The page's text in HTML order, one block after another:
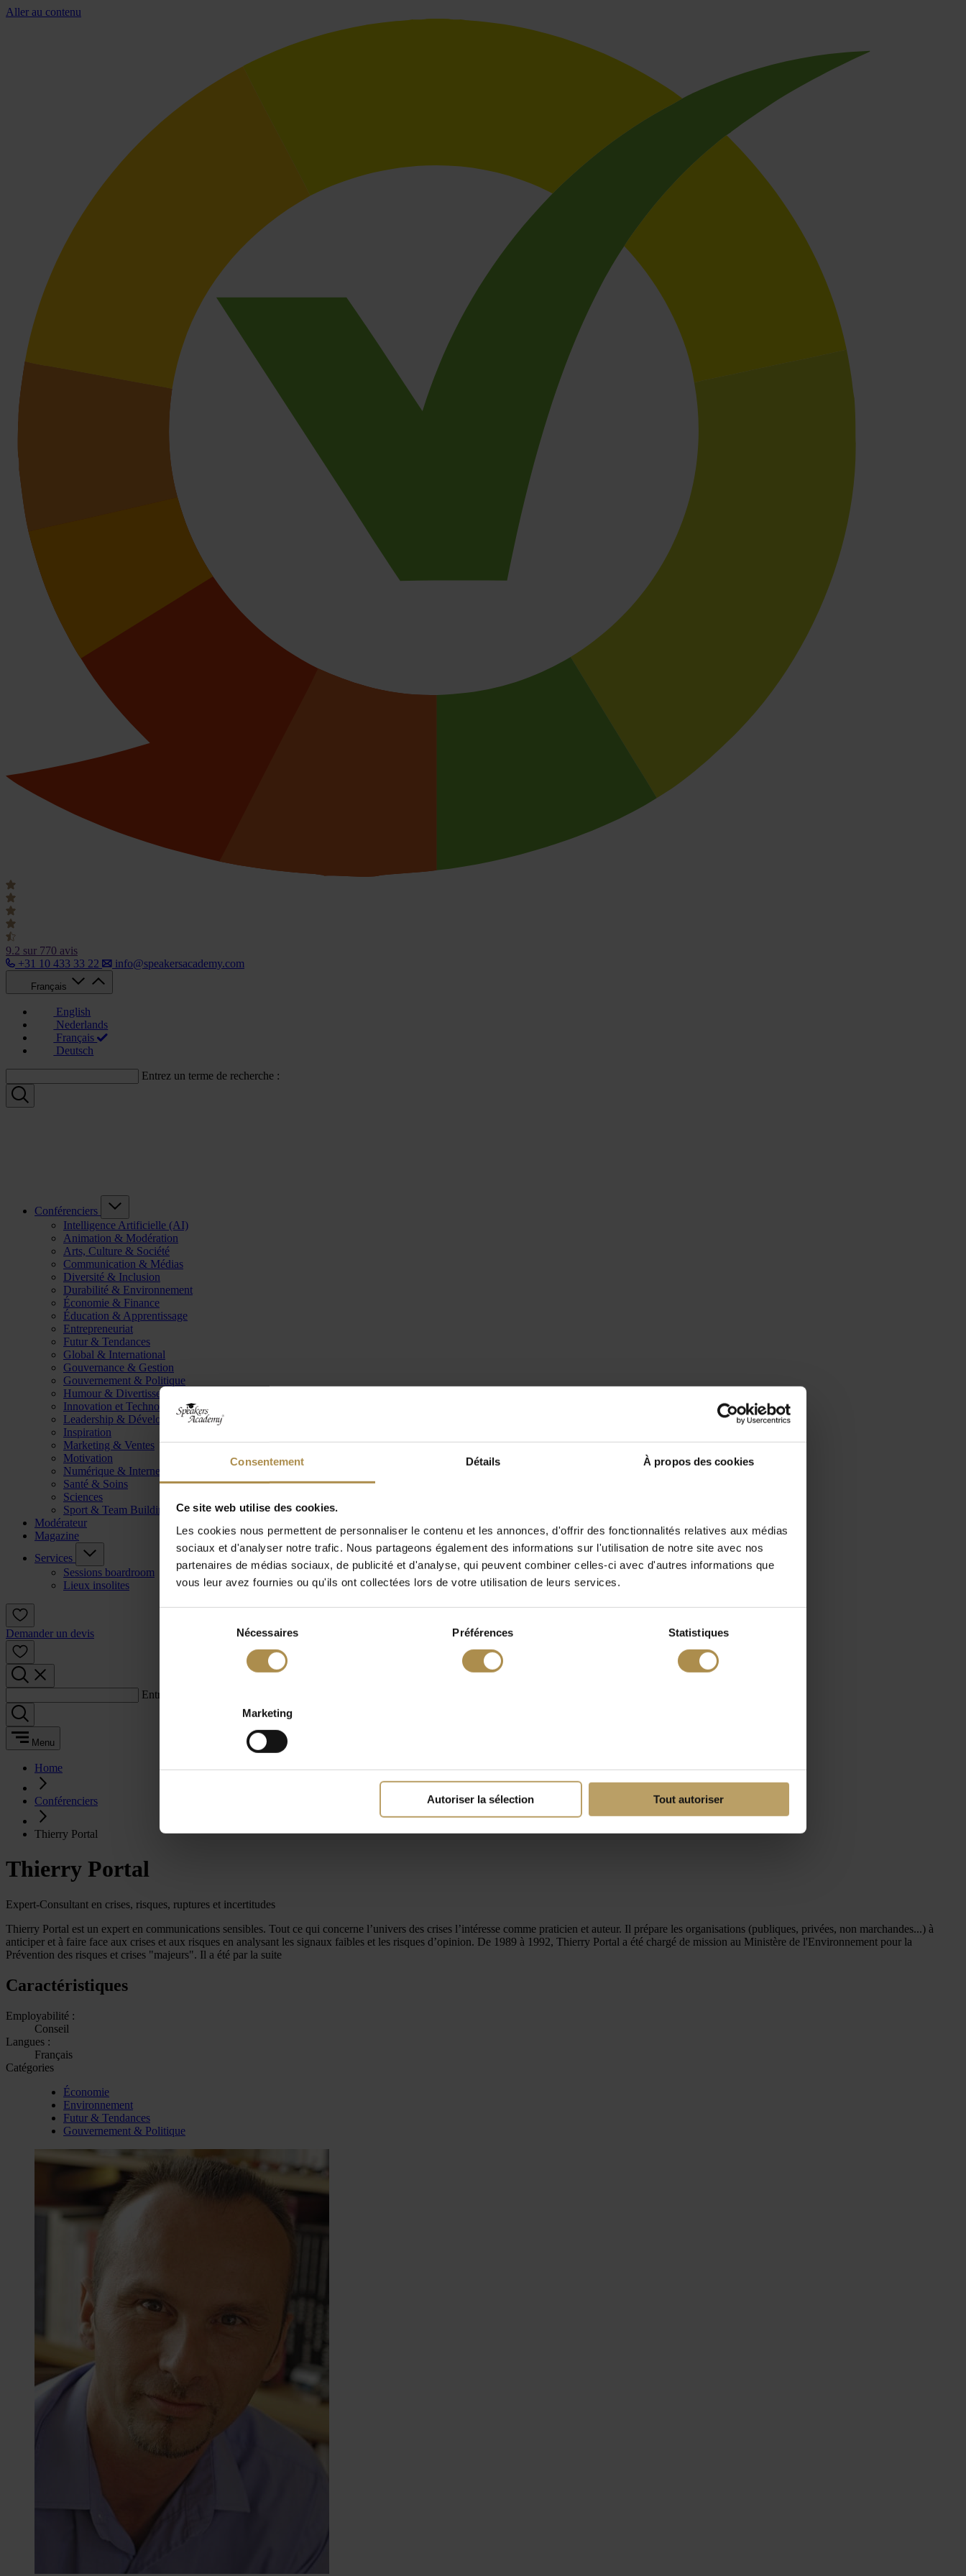
Consentement Détails À propos des cookies
Ce site web utilise des cookies.
Les cookies nous permettent de personnaliser le contenu et les annonces, d'offrir des fonctionnalités relatives aux médias
sociaux et d'analyser notre trafic. Nous partageons également des informations sur l'utilisation de notre site avec nos
partenaires de médias sociaux, de publicité et d'analyse, qui peuvent combiner celles-ci avec d'autres informations que
vous leur avez fournies ou qu'ils ont collectées lors de votre utilisation de leurs services.
Nécessaires Préférences Statistiques
Marketing
Autoriser la sélection Tout autoriser
Aller au contenu
9.2 sur 770 avis
+31 10 433 33 22
info@speakersacademy.com
Français
English
Nederlands
Français
Deutsch
Entrez un terme de recherche :
Conférenciers
Intelligence Artificielle (AI)
Animation & Modération
Arts, Culture & Société
Communication & Médias
Diversité & Inclusion
Durabilité & Environnement
Économie & Finance
Éducation & Apprentissage
Entrepreneuriat
Futur & Tendances
Global & International
Gouvernance & Gestion
Gouvernement & Politique
Humour & Divertissement
Innovation et Technologie
Leadership & Développement
Inspiration
Marketing & Ventes
Motivation
Numérique & Internet
Santé & Soins
Sciences
Sport & Team Building
Modérateur
Magazine
Services
Sessions boardroom
Lieux insolites
Demander un devis
Entrez un terme de recherche :
Menu
Home
Conférenciers
Thierry Portal
Thierry Portal
Expert-Consultant en crises, risques, ruptures et incertitudes
Thierry Portal est un expert en communications sensibles. Tout ce qui concerne l’univers des crises l’intéresse comme praticien et auteur. Il prépare les organisations (publiques, privées, non marchandes...) à
anticiper et à faire face aux crises et aux risques en analysant les signaux faibles et les risques d’opinion. De 1989 à 1992, Thierry Portal a été chargé de mission au Ministère de l'Environnement pour la
Prévention des risques et crises "majeurs". Il a été par la suite
Caractéristiques
Employabilité :
Conseil
Langues :
Français
Catégories
Économie
Environnement
Futur & Tendances
Gouvernement & Politique